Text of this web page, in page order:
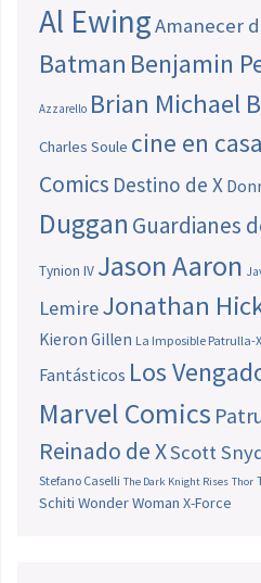
Al EwingAmanecer
Batman Benjamin
Azzarello Brian Michael
Charles Soule cine en casa
Comics Destino de X
Duggan Guardianes
Tynion IV Jason Aaron
LemireJonathan
Kieron Gillen La Imposible Patrulla-X
Fantásticos Los
Marvel Comics
Reinado de XScott
Stefano Caselli The Dark Knight Rises Thor
Schiti Wonder Woman X-Force